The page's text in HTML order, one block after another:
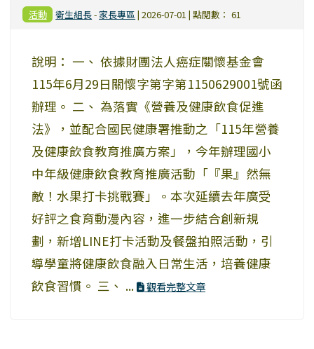
活動 衛生組長- 家長專區 | 2026-07-01 | 點閱數： 61
說明： 一、 依據財團法人癌症關懷基金會
115年6月29日關懷字第字第1150629001號函
辦理。 二、 為落實《營養及健康飲食促進
法》，並配合國民健康署推動之「115年營養
及健康飲食教育推廣方案」，今年辦理國小
中年級健康飲食教育推廣活動「『果』然無
敵！水果打卡挑戰賽」。本次延續去年廣受
好評之食育動漫內容，進一步結合創新規
劃，新增LINE打卡活動及餐盤拍照活動，引
導學童將健康飲食融入日常生活，培養健康
飲食習慣。 三、 ...
觀看完整文章